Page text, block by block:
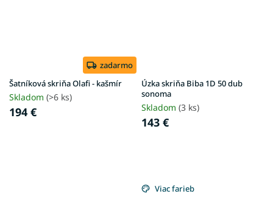
zadarmo
Šatníková skriňa Olafi - kašmír
Skladom (>6 ks)
194 €
Úzka skriňa Biba 1D 50 dub
sonoma
Skladom (3 ks)
143 €
Viac farieb